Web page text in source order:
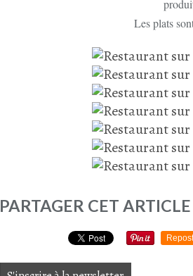
Les plats
PARTAGER CET ARTICLE
Repost